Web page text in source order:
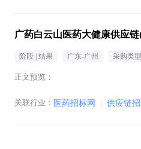
广药白云山医药大健康供应
阶段 | 结果 广东-广州 采购类型 |
正文预览：
关联行业： 医药招标网 | 供应链招